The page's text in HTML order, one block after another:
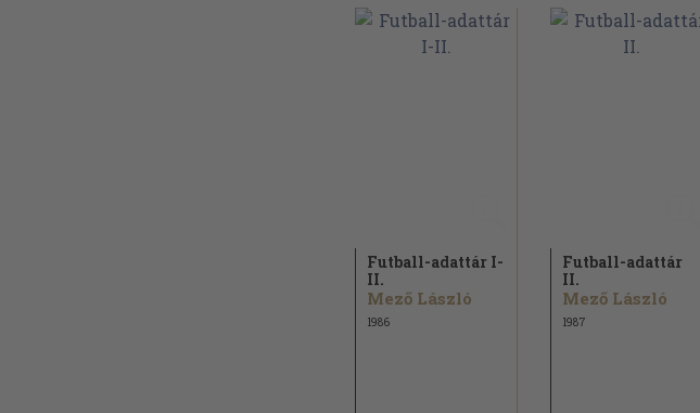
Futball-adattár I-
II.
Mező László
1986
Futball-adattár
II.
Mező László
1987